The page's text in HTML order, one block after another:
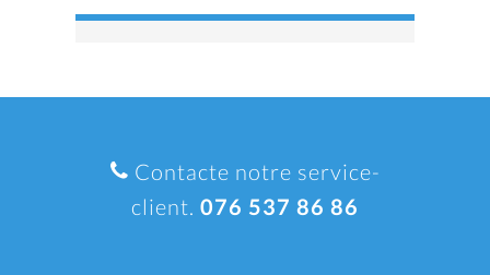
Contacte notre service-
client. 076 537 86 86